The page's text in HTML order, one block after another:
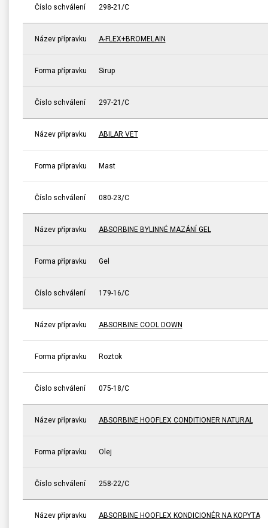
Číslo schválení 298-21/C
Název přípravku A-FLEX+BROMELAIN
Forma přípravku Sirup
Číslo schválení 297-21/C
Název přípravku ABILAR VET
Forma přípravku Mast
Číslo schválení 080-23/C
Název přípravku ABSORBINE BYLINNÉ MAZÁNÍ GEL
Forma přípravku Gel
Číslo schválení 179-16/C
Název přípravku ABSORBINE COOL DOWN
Forma přípravku Roztok
Číslo schválení 075-18/C
Název přípravku ABSORBINE HOOFLEX CONDITIONER NATURAL
Forma přípravku Olej
Číslo schválení 258-22/C
Název přípravku ABSORBINE HOOFLEX KONDICIONÉR NA KOPYTA